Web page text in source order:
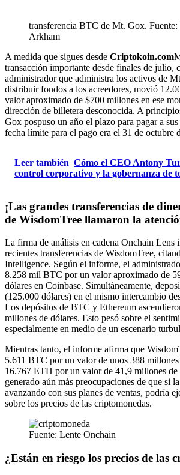
transferencia BTC de Mt. Gox.
Arkham
A medida que sigues desde Criptokoin.com
transacción importante desde finales de julio,
administrador que administra los activos de
distribuir fondos a los acreedores, movió
valor aproximado de $700 millones en ese
dirección de billetera desconocida. A
Gox pospuso un año el plazo para pagar a
fecha límite para el pago era el 31 de octubre
Leer también Cómo el CEO Antony
control corporativo y la gobernanza de
¡Las grandes transferencias de
de WisdomTree llamaron la
La firma de análisis en cadena Onchain Lens
recientes transferencias de WisdomTree,
Intelligence. Según el informe, el
8.258 mil BTC por un valor aproximado de
dólares en Coinbase. Simultáneamente,
(125.000 dólares) en el mismo intercambio
Los depósitos de BTC y Ethereum
millones de dólares. Esto pesó sobre el
especialmente en medio de un escenario
Mientras tanto, el informe afirma que
5.611 BTC por un valor de unos 388
16.767 ETH por un valor de 41,9 millones de
generado aún más preocupaciones de que si
avanzando con sus planes de ventas, podría
sobre los precios de las criptomonedas.
Fuente: Lente Onchain
¿Están en riesgo los precios de las